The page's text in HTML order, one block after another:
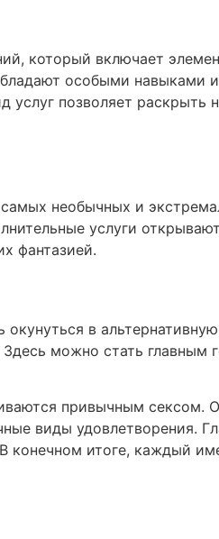
который включает
особыми навыками
услуг позволяет раскрыть
необычных и
услуги
фантазией.
в
можно стать главным
привычным сексом.
виды удовлетворения.
конечном итоге, каждый